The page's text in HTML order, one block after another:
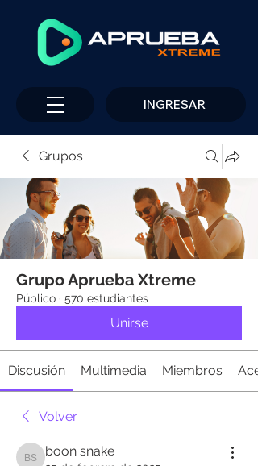
INGRESAR
Grupos
Grupo Aprueba Xtreme
Público · 570 estudiantes
Unirse
Discusión Multimedia Miembros
Volver
boon snake